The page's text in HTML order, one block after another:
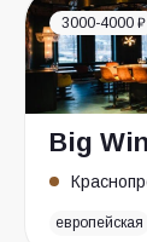
3000-4000 ₽
Big
европейская